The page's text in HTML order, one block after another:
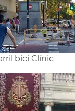
bici Clínic